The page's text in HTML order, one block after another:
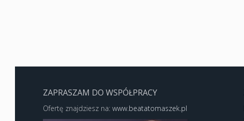
ZAPRASZAM DO WSPÓŁPRACY
Ofertę znajdziesz na: www.beatatomaszek.pl